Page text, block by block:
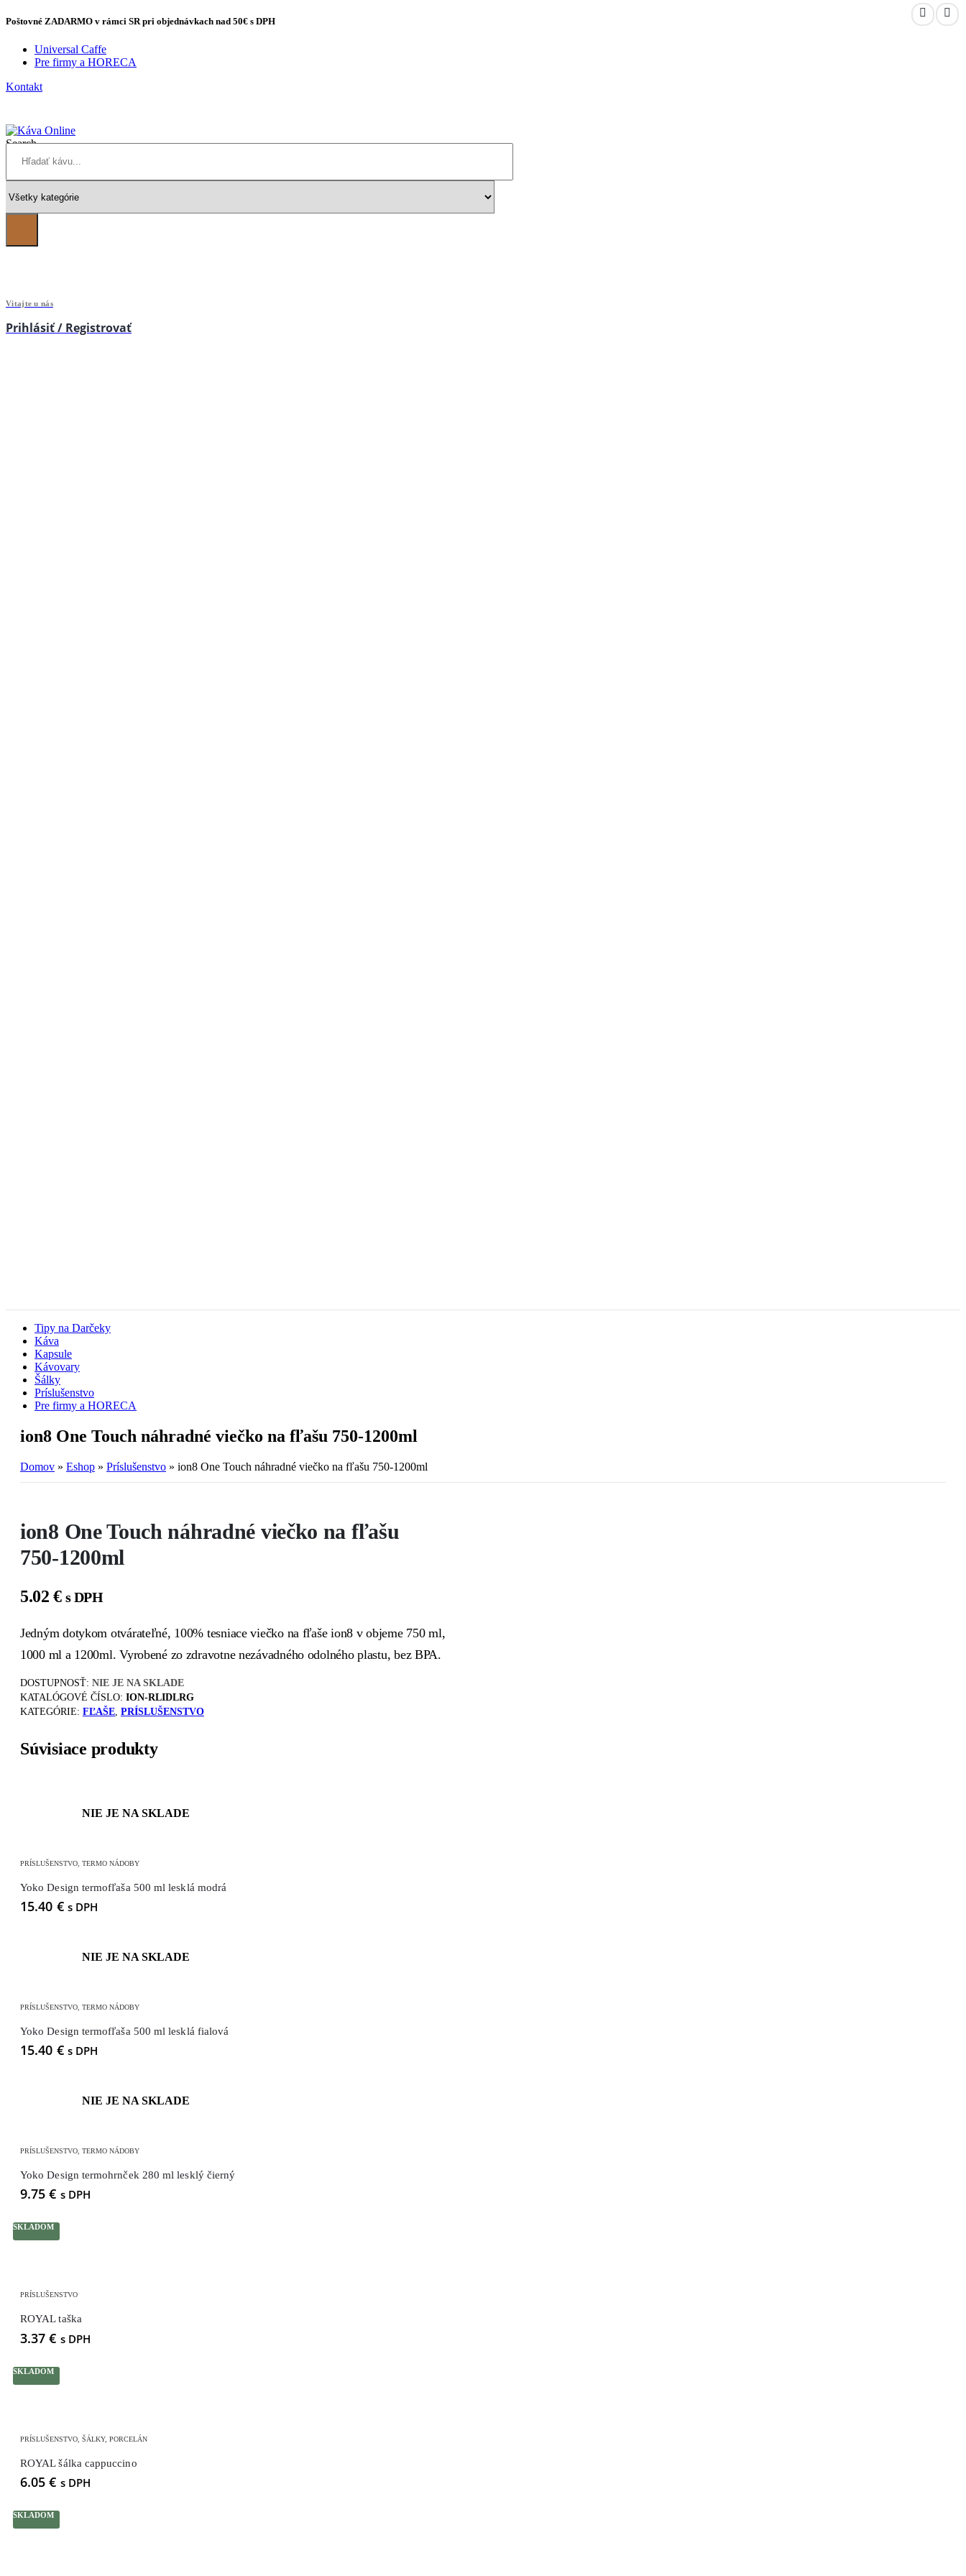
Poštovné ZADARMO v rámci SR pri objednávkach nad 50€ s DPH
Universal Caffe
Pre firmy a HORECA
Kontakt
Search
Vitajte u nás
Prihlásiť / Registrovať
Tipy na Darčeky
Káva
Kapsule
Kávovary
Šálky
Príslušenstvo
Pre firmy a HORECA
ion8 One Touch náhradné viečko na fľašu 750-1200ml
Domov » Eshop » Príslušenstvo » ion8 One Touch náhradné viečko na fľašu 750-1200ml
ion8 One Touch náhradné viečko na fľašu
750-1200ml
5.02 € s DPH
Jedným dotykom otvárateľné, 100% tesniace viečko na fľaše ion8 v objeme 750 ml,
1000 ml a 1200ml. Vyrobené zo zdravotne nezávadného odolného plastu, bez BPA.
DOSTUPNOSŤ: NIE JE NA SKLADE
KATALÓGOVÉ ČÍSLO: ION-RLIDLRG
KATEGÓRIE: FĽAŠE PRÍSLUŠENSTVO
Súvisiace produkty
NIE JE NA SKLADE
PRÍSLUŠENSTVO TERMO NÁDOBY
Yoko Design termofľaša 500 ml lesklá modrá
15.40 € s DPH
NIE JE NA SKLADE
PRÍSLUŠENSTVO TERMO NÁDOBY
Yoko Design termofľaša 500 ml lesklá fialová
15.40 € s DPH
NIE JE NA SKLADE
PRÍSLUŠENSTVO TERMO NÁDOBY
Yoko Design termohrnček 280 ml lesklý čierný
9.75€ s DPH
SKLADOM
PRÍSLUŠENSTVO
ROYAL taška
3.37€ s DPH
SKLADOM
PRÍSLUŠENSTVO ŠÁLKY, PORCELÁN
ROYAL šálka cappuccino
6.05€ s DPH
SKLADOM